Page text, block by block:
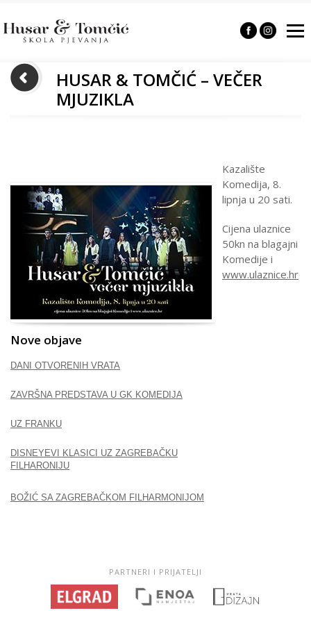
HUSAR & TOMČIĆ – VEČER
MJUZIKLA
Kazalište
Komedija, 8.
lipnja u 20 sati.
Cijena ulaznice
50kn na blagajni
Komedije i
www.ulaznice.hr
Nove objave
DANI OTVORENIH VRATA
ZAVRŠNA PREDSTAVA U GK KOMEDIJA
UZ FRANKU
DISNEYEVI KLASICI UZ ZAGREBAČKU
FILHARONIJU
BOŽIĆ SA ZAGREBAČKOM FILHARMONIJOM
PARTNERI I PRIJATELJI